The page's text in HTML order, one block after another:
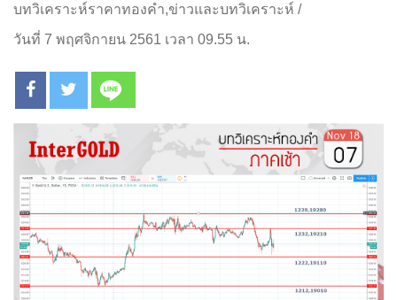
บทวิเคราะห์ราคาทองคำ,ข่าวและบทวิเคราะห์ /
วันที่ 7 พฤศจิกายน 2561 เวลา 09.55 น.